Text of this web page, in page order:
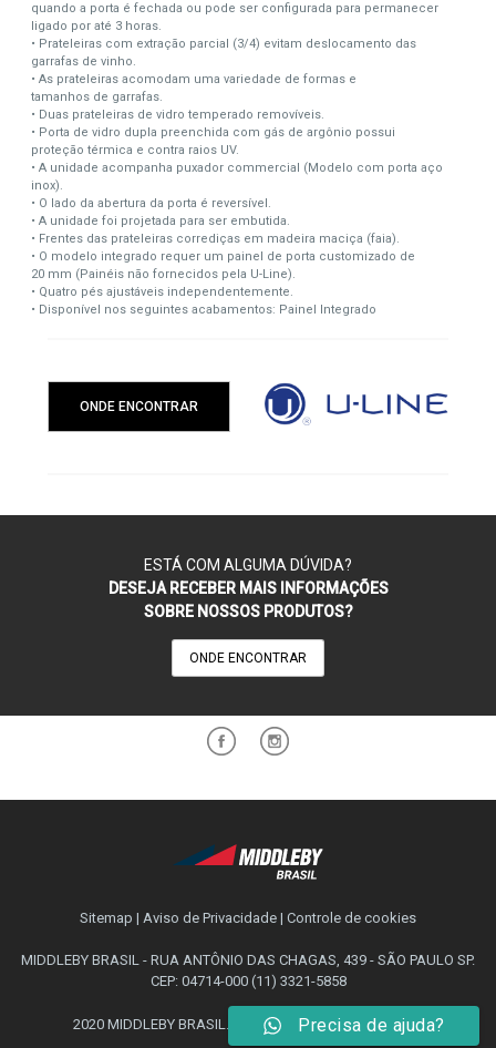
quando a porta é fechada ou pode ser configurada para permanecer
ligado por até 3 horas.
• Prateleiras com extração parcial (3/4) evitam deslocamento das
garrafas de vinho.
• As prateleiras acomodam uma variedade de formas e
tamanhos de garrafas.
• Duas prateleiras de vidro temperado removíveis.
• Porta de vidro dupla preenchida com gás de argônio possui
proteção térmica e contra raios UV.
• A unidade acompanha puxador commercial (Modelo com porta aço
inox).
• O lado da abertura da porta é reversível.
• A unidade foi projetada para ser embutida.
• Frentes das prateleiras corrediças em madeira maciça (faia).
• O modelo integrado requer um painel de porta customizado de
20 mm (Painéis não fornecidos pela U-Line).
• Quatro pés ajustáveis independentemente.
• Disponível nos seguintes acabamentos: Painel Integrado
ONDE ENCONTRAR
ESTÁ COM ALGUMA DÚVIDA?
DESEJA RECEBER MAIS INFORMAÇÕES
SOBRE NOSSOS PRODUTOS?
ONDE ENCONTRAR
Sitemap | Aviso de Privacidade | Controle de cookies
MIDDLEBY BRASIL - RUA ANTÔNIO DAS CHAGAS, 439 - SÃO PAULO SP.
CEP: 04714-000 (11) 3321-5858
2020 MIDDLEBY BRASIL. Todos os direitos reservados.
Precisa de ajuda?